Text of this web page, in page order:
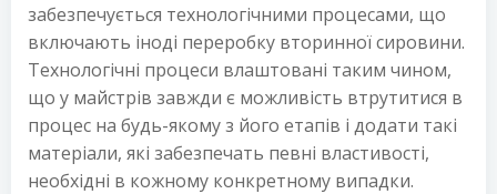
забезпечується технологічними процесами, що
включають іноді переробку вторинної сировини.
Технологічні процеси влаштовані таким чином,
що у майстрів завжди є можливість втрутитися в
процес на будь-якому з його етапів і додати такі
матеріали, які забезпечать певні властивості,
необхідні в кожному конкретному випадки.